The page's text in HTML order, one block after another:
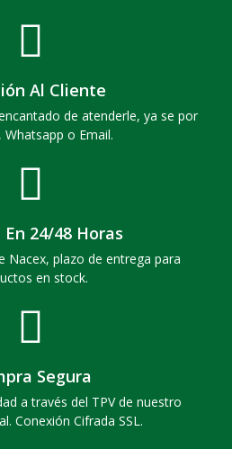
Al Cliente
de atenderle, ya se por
o Email.
24/48 Horas
Nacex, plazo de entrega para
en stock.
Segura
a través del TPV de nuestro
Conexión Cifrada SSL.